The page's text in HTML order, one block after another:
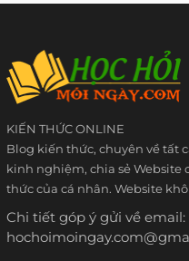
KIẾN THỨC ONLINE
Blog kiến thức, chuyên về tất
kinh nghiệm, chia sẻ
thức của cá nhân. Website
Chi tiết góp ý gửi về email: